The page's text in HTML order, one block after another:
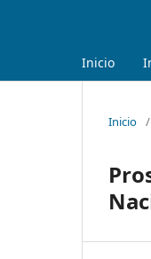
Inicio
Inicio /